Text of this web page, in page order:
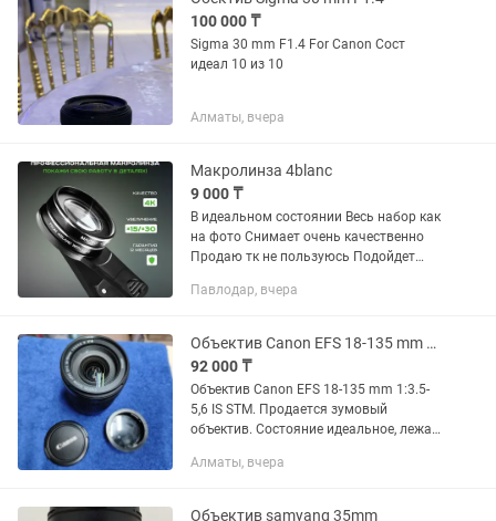
100 000 ₸
Sigma 30 mm F1.4 For Canon Сост
идеал 10 из 10
Алматы, вчера
Макролинза 4blanc
9 000 ₸
В идеальном состоянии Весь набор как
на фото Снимает очень качественно
Продаю тк не пользуюсь Подойдет
макро фото
Павлодар, вчера
Объектив Canon EFS 18-135 mm 13.5-5,6 IS STM
92 000 ₸
Объектив Canon EFS 18-135 mm 1:3.5-
5,6 IS STM. Продается зумовый
объектив. Состояние идеальное, лежал
Идеально для видеосъёмки так как он
Алматы, вчера
Объектив samyang 35mm